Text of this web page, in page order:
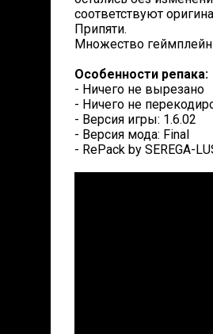
соответствуют
Припяти.
Множество
Особенности репака:
- Ничего не вырезано
- Ничего не
- Версия игры: 1.6.02
- Версия мода: Final
- RePack by SEREGA-